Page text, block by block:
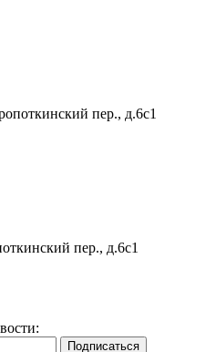
пер., д.6с1
пер., д.6с1